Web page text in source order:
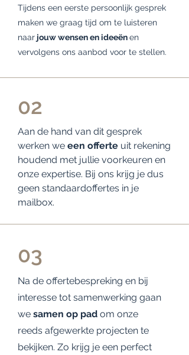
Tijdens een eerste persoonlijk gesprek
maken we graag tijd om te luisteren
naar jouw wensen en ideeënen
vervolgens ons aanbod voor te stellen.
02
Aan de hand van dit gesprek
werken we een offerte uit rekening
houdend met jullie voorkeuren en
onze expertise. Bij ons krijg je dus
geen standaardoffertes in je
mailbox.
03
Na de offertebespreking en bij
interesse tot samenwerking gaan
we samen op pad om onze
reeds afgewerkte projecten te
bekijken. Zo krijg je een perfect